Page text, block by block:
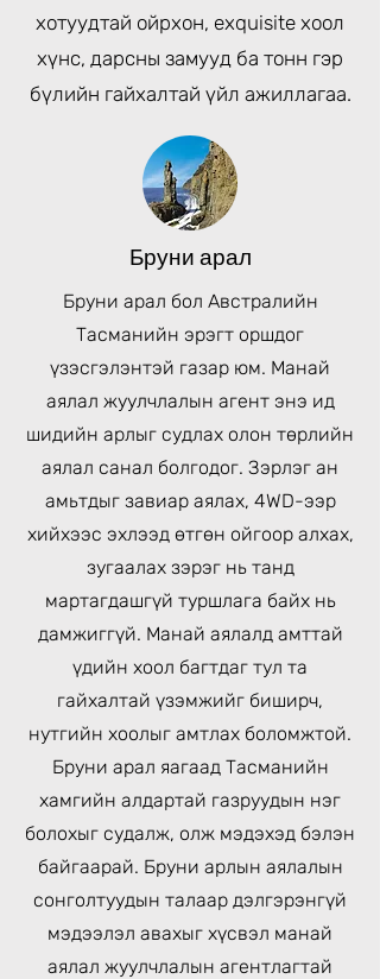
хотуудтай ойрхон, exquisite хоол
хүнс, дарсны замууд ба тонн гэр
бүлийн гайхалтай үйл ажиллагаа.
Бруни арал
Бруни арал бол Австралийн
Тасманийн эрэгт оршдог
үзэсгэлэнтэй газар юм. Манай
аялал жуулчлалын агент энэ ид
шидийн арлыг судлах олон төрлийн
аялал санал болгодог. Зэрлэг ан
амьтдыг завиар аялах, 4WD-ээр
хийхээс эхлээд өтгөн ойгоор алхах,
зугаалах зэрэг нь танд
мартагдашгүй туршлага байх нь
дамжиггүй. Манай аялалд амттай
үдийн хоол багтдаг тул та
гайхалтай үзэмжийг биширч,
нутгийн хоолыг амтлах боломжтой.
Бруни арал яагаад Тасманийн
хамгийн алдартай газруудын нэг
болохыг судалж, олж мэдэхэд бэлэн
байгаарай. Бруни арлын аялалын
сонголтуудын талаар дэлгэрэнгүй
мэдээлэл авахыг хүсвэл манай
аялал жуулчлалын агентлагтай